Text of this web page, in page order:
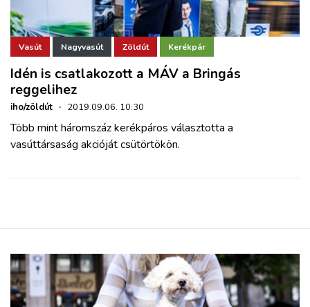
Vasút Nagyvasút Zöldút Kerékpár
Idén is csatlakozott a MÁV a Bringás
reggelihez
iho/zöldút · 2019.09.06. 10:30
Több mint háromszáz kerékpáros választotta a
vasúttársaság akcióját csütörtökön.